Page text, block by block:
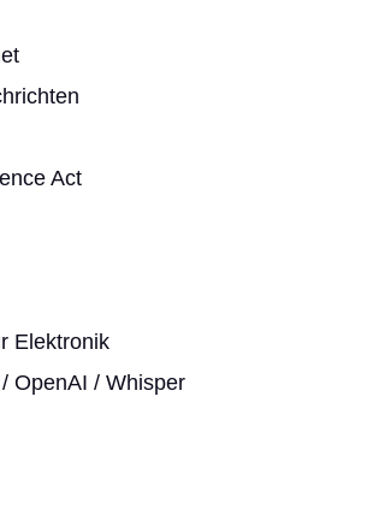
Act
Elektronik
OpenAI / Whisper